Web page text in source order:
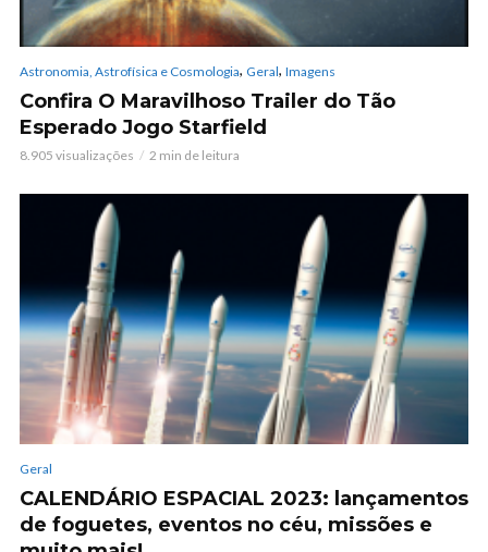
Astronomia, Astrofísica e Cosmologia, Geral, Imagens
Confira O Maravilhoso Trailer do Tão
Esperado Jogo Starfield
8.905 visualizações 2 min de leitura
Geral
CALENDÁRIO ESPACIAL 2023: lançamentos
de foguetes, eventos no céu, missões e